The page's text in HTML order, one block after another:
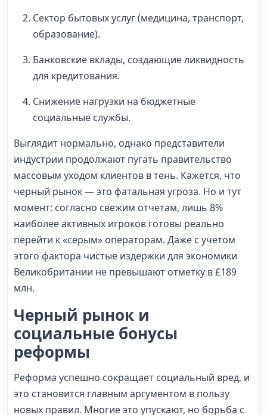
Сектор бытовых услуг (медицина, транспорт,
образование).
Банковские вклады, создающие ликвидность
для кредитования.
Снижение нагрузки на бюджетные
социальные службы.
Выглядит нормально, однако представители
индустрии продолжают пугать правительство
массовым уходом клиентов в тень. Кажется, что
черный рынок — это фатальная угроза. Но и тут
момент: согласно свежим отчетам, лишь 8%
наиболее активных игроков готовы реально
перейти к «серым» операторам. Даже с учетом
этого фактора чистые издержки для экономики
Великобритании не превышают отметку в £189
млн.
Черный рынок и
социальные бонусы
реформы
Реформа успешно сокращает социальный вред, и
это становится главным аргументом в пользу
новых правил. Многие это упускают, но борьба с